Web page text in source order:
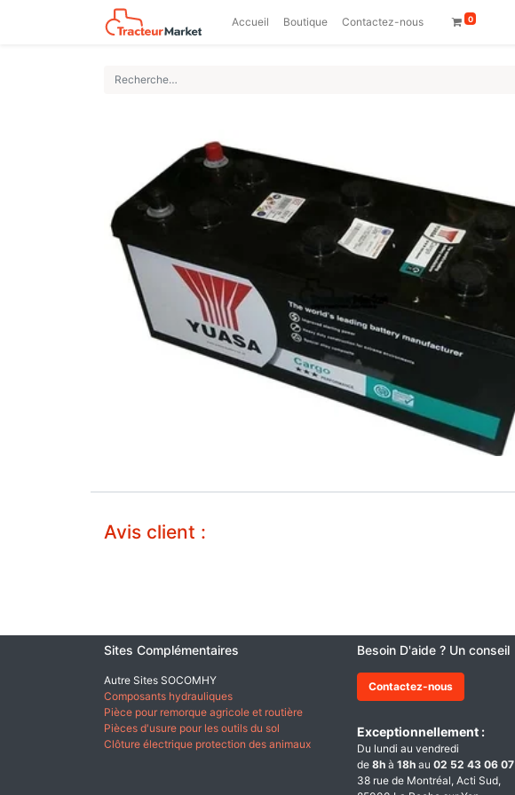
Accueil Boutique Contactez-nous 0
Avis client :
Sites Complémentaires
Autre Sites SOCOMHY
Composants hydrauliques
Pièce pour remorque agricole et routière
Pièces d'usure pour les outils du sol
Clôture électrique protection des animaux
Besoin D'aide ? Un conseil
Contactez-nous
Exceptionnellement :
Du lundi au vendredi
de 8h à 18h au 02 52 43 06 07
38 rue de Montréal, Acti Sud,